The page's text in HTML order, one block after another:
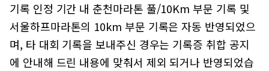
기록 인정 기간 내 춘천마라톤 풀/10Km 부문 기록 및
서울하프마라톤의 10km 부문 기록은 자동 반영되었으
며, 타 대회 기록을 보내주신 경우는 기록증 취합 공지
에 안내해 드린 내용에 맞춰서 제외 되거나 반영되었습